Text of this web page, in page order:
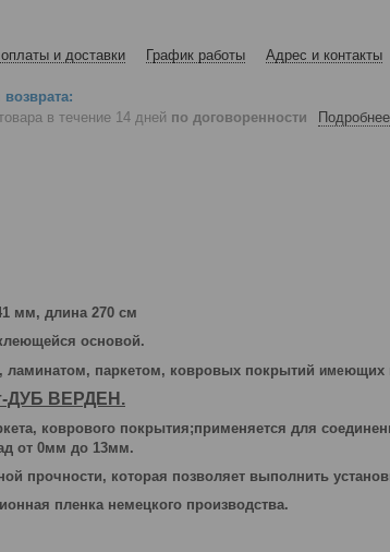
и доставки График работы Адрес и контакты
в течение 14 дней по договоренности Подробнее
мм, длина 270 см
основой.
ламинатом, паркетом, ковровых покрытий имеющих
ДУБ ВЕРДЕН.
коврового покрытия;применяется для
от 0мм до 13мм.
прочности, которая позволяет выполнить
пленка немецкого производства.